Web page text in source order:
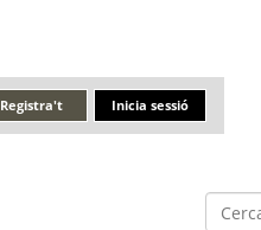
Inicia sessió
Registra't